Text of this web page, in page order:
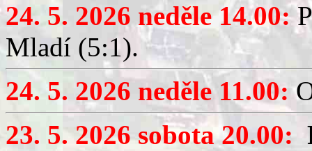
24. 5. 2026 neděle 14.00:
Mladí (5:1).
24. 5. 2026 neděle 11.00:
23. 5. 2026 sobota 20.00: